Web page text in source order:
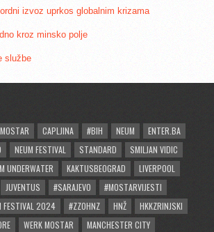
izvoz uprkos globalnim krizama
kroz minsko polje
službe
MOSTAR CAPLJINA #BIH NEUM
ENTER.BA
NEUM FESTIVAL STANDARD
SMILJAN VIDIC
UNDERWATER KAKTUSBEOGRAD
LIVERPOOL
JUVENTUS #SARAJEVO
#MOSTARVIJESTI
FESTIVAL 2024
#ZZOHNZ HNŽ
HKKZRINJSKI
WERK MOSTAR
MANCHESTER CITY